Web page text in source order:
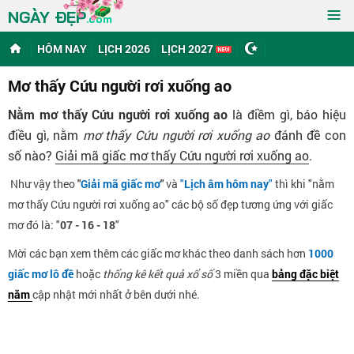
NGÀY ĐẸP.com ≡
HÔM NAY LỊCH 2026 LỊCH 2027
Mơ thấy Cứu người rơi xuống ao
Nằm mơ thấy Cứu người rơi xuống ao là điềm gì, báo hiệu
điều gì, nằm mơ thấy Cứu người rơi xuống aođánh đề con
số nào? Giải mã giấc mơ thấy Cứu người rơi xuống ao.
Như vậy theo"Giải mã giấc mơ"và "Lịch âm hôm nay" thì khi "nằm
mơ thấy Cứu người rơi xuống ao" các bộ số đẹp tương ứng với giấc
mơ đó là: "07 - 16 - 18"
Mời các bạn xem thêm các giấc mơ khác theo danh sách hơn 1000
giấc mơ lô đề hoặc thống kê kết quả xổ số3 miền qua bảng đặc biệt
nămcập nhật mới nhất ở bên dưới nhé.